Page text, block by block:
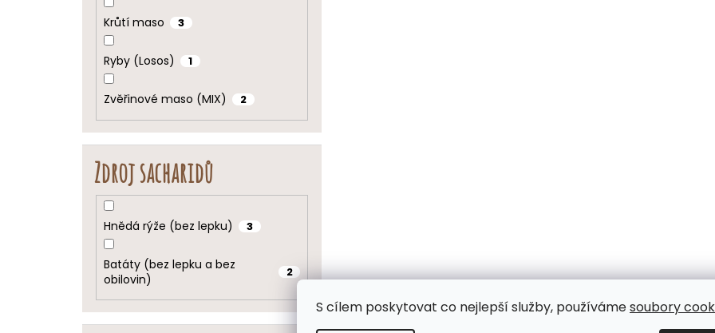
S cílem poskytovat co nejlepší služby, používámesoubory
Krůtí maso 3
Ryby (Losos) 1
Zvěřinové maso (MIX) 2
Zdroj sacharidů
Hnědá rýže (bez lepku) 3
Batáty (bez lepku a bez
obilovin)
2